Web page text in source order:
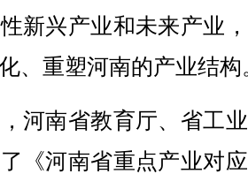
新兴产业和未来产业
、重塑河南的产业结构
南省教育厅、省工
《河南省重点产业对